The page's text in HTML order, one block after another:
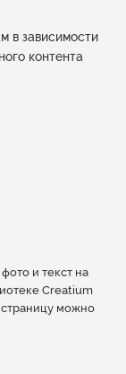
в зависимости
контента
и текст на
Creatium
можно